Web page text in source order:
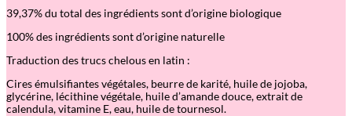
n
t
s
o
l
d
e
39,37% du total des ingrédients sont d’origine biologique
100% des ingrédients sont d’origine naturelle
Traduction des trucs chelous en latin :
Cires émulsifiantes végétales, beurre de karité, huile de jojoba,
glycérine, lécithine végétale, huile d’amande douce, extrait de
calendula, vitamine E, eau, huile de tournesol.